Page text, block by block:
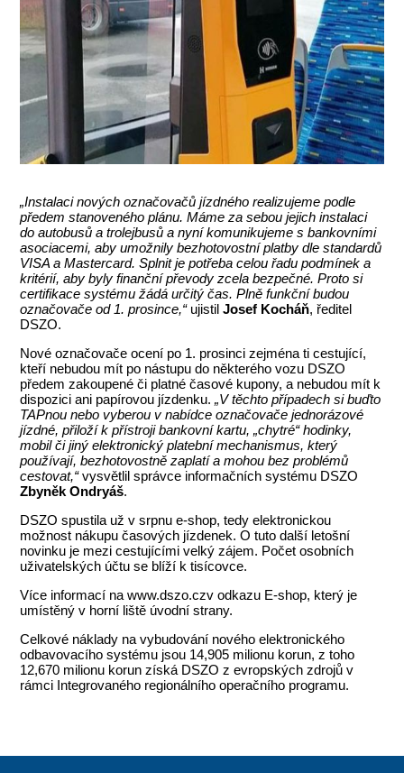
„Instalaci nových označovačů jízdného realizujeme podle
předem stanoveného plánu. Máme za sebou jejich instalaci
do autobusů a trolejbusů a nyní komunikujeme s bankovními
asociacemi, aby umožnily bezhotovostní platby dle standardů
VISA a Mastercard. Splnit je potřeba celou řadu podmínek a
kritérií, aby byly finanční převody zcela bezpečné. Proto si
certifikace systému žádá určitý čas. Plně funkční budou
označovače od 1. prosince,“ujistilJosef Kocháň, ředitel
DSZO.
Nové označovače ocení po 1. prosinci zejména ti cestující,
kteří nebudou mít po nástupu do některého vozu DSZO
předem zakoupené či platné časové kupony, a nebudou mít k
dispozici ani papírovou jízdenku.„V těchto případech si buďto
TAPnou nebo vyberou v nabídce označovače jednorázové
jízdné, přiloží k přístroji bankovní kartu, „chytré“ hodinky,
mobil či jiný elektronický platební mechanismus, který
používají, bezhotovostně zaplatí a mohou bez problémů
cestovat,“vysvětlil správce informačních systému DSZO
Zbyněk Ondryáš.
DSZO spustila už v srpnu e-shop, tedy elektronickou
možnost nákupu časových jízdenek. O tuto další letošní
novinku je mezi cestujícími velký zájem. Počet osobních
uživatelských účtu se blíží k tisícovce.
Více informací na www.dszo.czv odkazu E-shop, který je
umístěný v horní liště úvodní strany.
Celkové náklady na vybudování nového elektronického
odbavovacího systému jsou 14,905 milionu korun, z toho
12,670 milionu korun získá DSZO z evropských zdrojů v
rámci Integrovaného regionálního operačního programu.